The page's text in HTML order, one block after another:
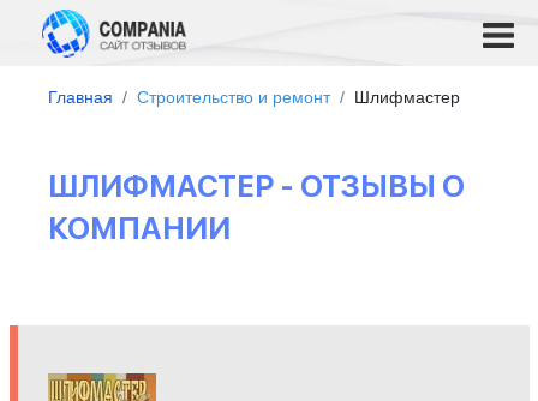
Главная Строительство и ремонт Шлифмастер
ШЛИФМАСТЕР - ОТЗЫВЫ О
КОМПАНИИ